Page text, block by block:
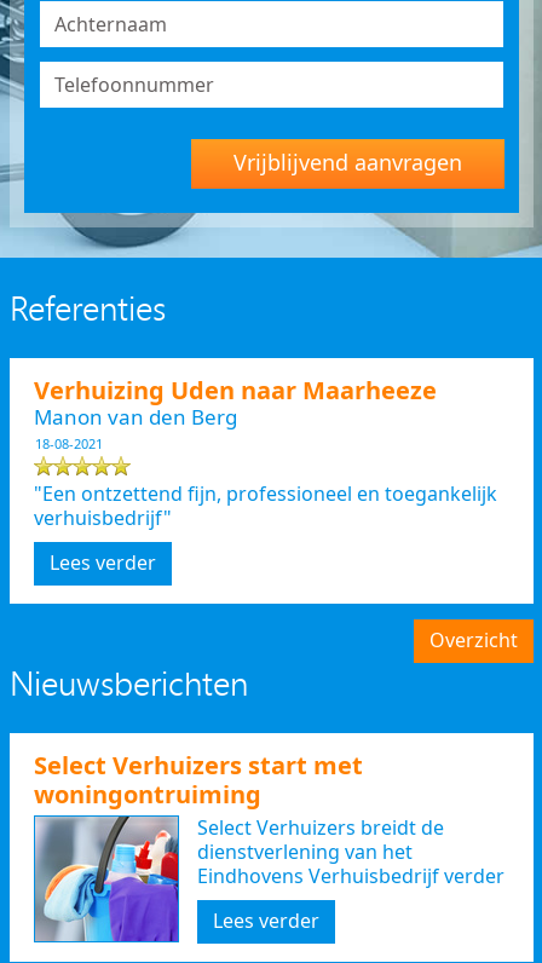
Vrijblijvend aanvragen
Referenties
Verhuizing Uden naar Maarheeze
Manon van den Berg
18-08-2021
"Een ontzettend fijn, professioneel en toegankelijk
verhuisbedrijf"
Lees verder
Overzicht
Nieuwsberichten
Select Verhuizers start met
woningontruiming
Select Verhuizers breidt de
dienstverlening van het
Eindhovens Verhuisbedrijf verder
uit
Lees verder